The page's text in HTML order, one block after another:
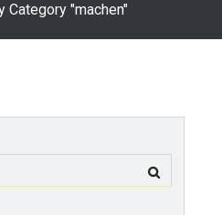
Category "machen"